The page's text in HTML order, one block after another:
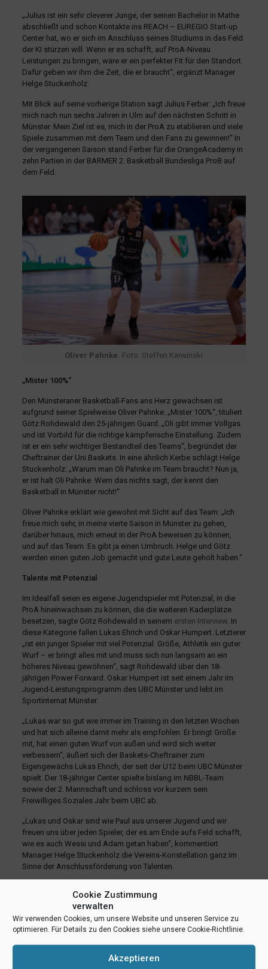
Cookie Zustimmung
verwalten
Wir verwenden Cookies, um unsere Website und unseren Service zu
optimieren. Für Details zu den Cookies siehe unsere Cookie-Richtlinie.
Akzeptieren
„Julius ist ein sehr cleverer Junge, der seinen Bachelor in Mathe
abschließt und schon Kontakte ins REACH – EUREGIO Start-up
Center hat, wo er sich im Anschluss seines Studiums in das Feld
der KI stürzen will. Wenn er es schafft, auf ProA-Niveau
Leistungen zu bringen, wäre er ein perfekter Fit für den Standort.
Dafür geben wir ihm die Zeit, die er braucht“, ergänzt Manager
Helge Stuckenholz.
Mit Blick auf seine vorherige Station sagt Julius Ferber: „Ich freue
mich nach nun sechs Jahren in Ulm auf den nächsten Schritt in
Münster. Mein Ziel ist es, mich in der ProA zu etablieren und viele
Spiele zusammen mit dem Team und den Fans zu gewinnen!“ In
der vergangenen Saison stand Ferber für die OrangeAcademy in
zehn Partien in der BARMER 2. Basketball Bundesliga ProB auf
dem Feld.
Oliver Pahnke. Foto: Steffen Karwinski
„Mister 100%“
Den Münsteraner Basketball-Fans ans Herz gewachsen ist
aufgrund seiner Spielweise Oliver Pahnke. „Mister 100%“, tituliert
Götz Rohdewald den 25-jährigen Guard. „Oli gibt immer Vollgas
und ist Vorbild für die richtige kämpferische Einstellung. Zudem
ist er ein sehr wichtiger Bestandteil des Teams“, begründet der
Cheftrainer der Uni Baskets. In eine ähnlich Kerbe schlägt Helge
Stuckenholz: „Warum man Oli Pahnke im Team braucht? Nun ja,
er ist halt Oli Pahnke. Wem das nichts sagt, der kennt den
Basketball in Münster nicht!“
Oliver Pahnke erklärt wie gewohnt mit Sicht auf das Team: „Ich
freue mich sehr, in meine vierte Saison in Münster zu gehen,
darüber hinaus, mich erneut in der ProA beweisen zu können,
und auf das Team. Es gibt ja einen Umbruch. Helge und Götz
werden einen guten Job gemacht und gute Leute geholt haben.“
Talente mit Potenzial
Im Idealfall seien es eigene Jugendspieler mit Potenzial, in die
ProA hineinwachsen zu können, die die weiteren Kaderplätze
besetzen, sagte Götz Rohdewald in seinem ersten Interview. In
diese Kategorie fallen Lukas Ehrich und Oskar Humpert. Letzterer
„ist ein junger Spieler mit viel Potenzial. Größe, Athletik ein guter
Wurf – er bringt alles mit und muss sich nun langsam an ein
höheres Niveau gewöhnen“, sagt Rohdewald über den 18-
jährigen Power Forward. Oskar Humpert ist seit einem Jahr im
Jugend-Leistungsprogramm des UBC Münster und lebt im
Sportinternat Münster.
„Lukas war so gut wie immer im Training in den letzten Wochen
und hat sich alleine damit mehr als empfohlen. Er bringt Größe
mit, hat einen guten Wurf von außen und wird sich weiter
verbessern“, äußert sich der Baskets-Cheftrainer zum
Eigengewächs Lukas Ehrich, der seit der U12 beim UBC Münster
spielt. Der 18-jähriger Center spielte bislang im NBBL-Team
sowie der 2. Mannschaft und schloss vor kurzem sein
Freiwilliges Soziales Jahr beim UBC ab.
„Lukas und Oskar sind wie Paul aus unserer Jugend und wir
freuen uns über jeden Spieler, der es am Ende aufs Feld schafft,
wie es auch Wessi und Adam getan haben“, kommentiert
Manager Helge Stuckenholz die Vereins-Konstellation ganz im
Sinne der Anschlussförderung von Talenten.